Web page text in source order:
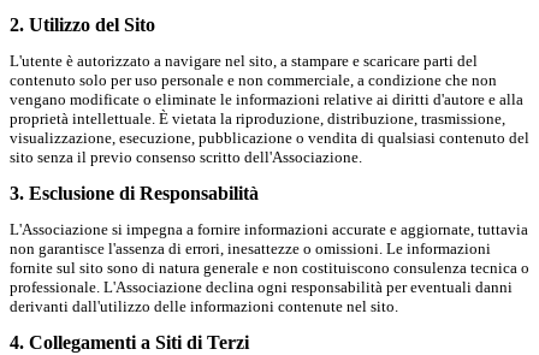
2. Utilizzo del Sito
L'utente è autorizzato a navigare nel sito, a stampare e scaricare parti del
contenuto solo per uso personale e non commerciale, a condizione che non
vengano modificate o eliminate le informazioni relative ai diritti d'autore e alla
proprietà intellettuale. È vietata la riproduzione, distribuzione, trasmissione,
visualizzazione, esecuzione, pubblicazione o vendita di qualsiasi contenuto del
sito senza il previo consenso scritto dell'Associazione.
3. Esclusione di Responsabilità
L'Associazione si impegna a fornire informazioni accurate e aggiornate, tuttavia
non garantisce l'assenza di errori, inesattezze o omissioni. Le informazioni
fornite sul sito sono di natura generale e non costituiscono consulenza tecnica o
professionale. L'Associazione declina ogni responsabilità per eventuali danni
derivanti dall'utilizzo delle informazioni contenute nel sito.
4. Collegamenti a Siti di Terzi